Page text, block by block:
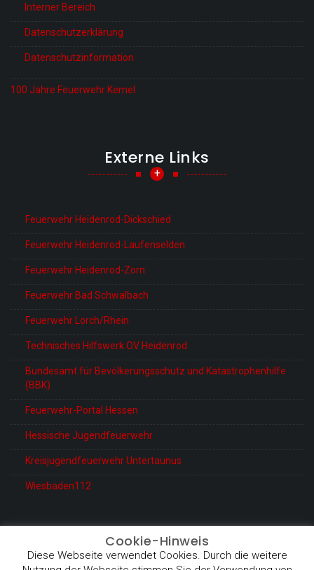
Interner Bereich
Datenschutzerklärung
Datenschutzinformation
100 Jahre Feuerwehr Kemel
Externe Links
+
Feuerwehr Heidenrod-Dickschied
Feuerwehr Heidenrod-Laufenselden
Feuerwehr Heidenrod-Zorn
Feuerwehr Bad Schwalbach
Feuerwehr Lorch/Rhein
Technisches Hilfswerk OV Heidenrod
Bundesamt für Bevölkerungsschutz und Katastrophenhilfe
(BBK)
Feuerwehr-Portal Hessen
Hessische Jugendfeuerwehr
Kreisjugendfeuerwehr Untertaunus
Wiesbaden112
© Feuerwehr Heidenrod-Kemel
Cookie-Hinweis
Diese Webseite verwendet Cookies. Durch die weitere